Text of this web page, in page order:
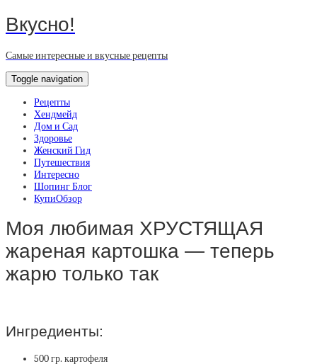
Вкусно!
Самые интересные и вкусные рецепты
Toggle navigation
Рецепты
Хендмейд
Дом и Сад
Здоровье
Женский Гид
Путешествия
Интересно
Шопинг Блог
КупиОбзор
Моя любимая ХРУСТЯЩАЯ
жареная картошка — теперь
жарю только так
Ингредиенты:
500 гр. картофеля